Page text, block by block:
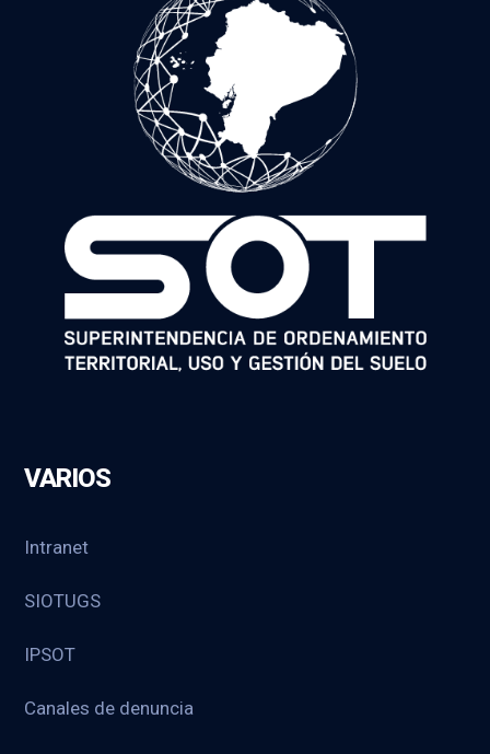
VARIOS
Intranet
SIOTUGS
IPSOT
Canales de denuncia